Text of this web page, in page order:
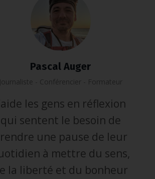
Pascal Auger
Journaliste - Conférencier - Formateur
les gens en réflexion
qui sentent le besoin de
une pause de leur
à mettre du sens,
la liberté et du bonheur